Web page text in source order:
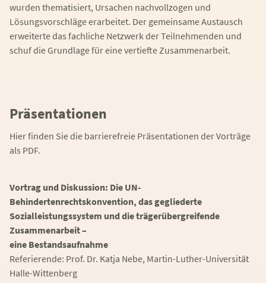
wurden thematisiert, Ursachen nachvollzogen und
Lösungsvorschläge erarbeitet. Der gemeinsame Austausch
erweiterte das fachliche Netzwerk der Teilnehmenden und
schuf die Grundlage für eine vertiefte Zusammenarbeit.
Präsentationen
Hier finden Sie die barrierefreie Präsentationen der Vorträge
als PDF.
Vortrag und Diskussion: Die UN-
Behindertenrechtskonvention, das gegliederte
Sozialleistungssystem und die trägerübergreifende
Zusammenarbeit –
eine Bestandsaufnahme
Referierende: Prof. Dr. Katja Nebe, Martin-Luther-Universität
Halle-Wittenberg